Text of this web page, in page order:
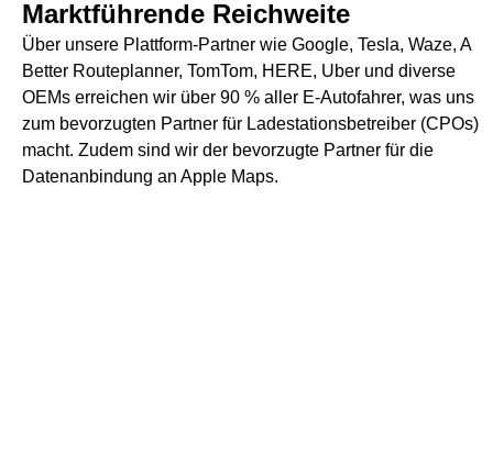
Marktführende Reichweite
Über unsere Plattform-Partner wie Google, Tesla, Waze, A
Better Routeplanner, TomTom, HERE, Uber und diverse
OEMs erreichen wir über 90 % aller E-Autofahrer, was uns
zum bevorzugten Partner für Ladestationsbetreiber (CPOs)
macht. Zudem sind wir der bevorzugte Partner für die
Datenanbindung an Apple Maps.